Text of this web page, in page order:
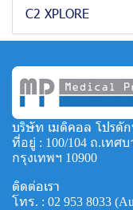
C2 XPLORE
บริษัท เมดิคอล โปรดั
ที่อยู่ : 100/104 ถ.เทศ
กรุงเทพฯ 10900
ติดต่อเรา
โทร. : 02 953 8033